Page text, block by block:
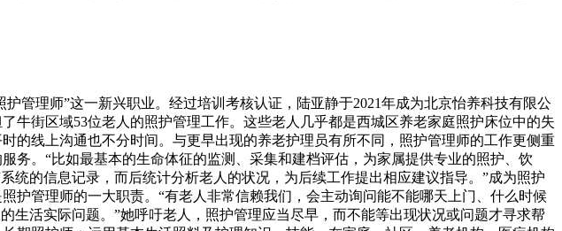
管理师”这一新兴职业。经过培训考核认证，陆亚静于2021年成为北京怡养科技有限公
街区域53位老人的照护管理工作。这些老人几乎都是西城区养老家庭照护床位中的失
的线上沟通也不分时间。与更早出现的养老护理员有所不同，照护管理师的工作更侧重
务。“比如最基本的生命体征的监测、采集和建档评估，为家属提供专业的照护、饮
的信息记录，而后统计分析老人的状况，为后续工作提出相应建议指导。”成为照护
护管理师的一大职责。“有老人非常信赖我们，会主动询问能不能哪天上门、什么时候
生活实际问题。”她呼吁老人，照护管理应当尽早，而不能等出现状况或问题才寻求帮